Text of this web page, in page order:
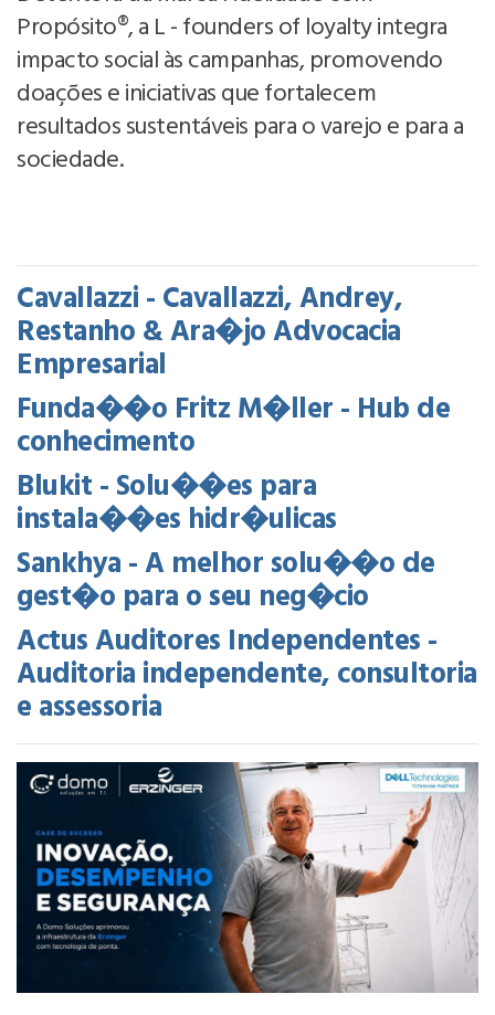
Propósito®, a L - founders of loyalty integra
impacto social às campanhas, promovendo
doações e iniciativas que fortalecem
resultados sustentáveis para o varejo e para a
sociedade.
Cavallazzi - Cavallazzi, Andrey,
Restanho & Ara�jo Advocacia
Empresarial
Funda��o Fritz M�ller - Hub de
conhecimento
Blukit - Solu��es para
instala��es hidr�ulicas
Sankhya - A melhor solu��o de
gest�o para o seu neg�cio
Actus Auditores Independentes -
Auditoria independente, consultoria
e assessoria